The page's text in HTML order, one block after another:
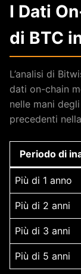
I Dati
di BTC
L’analisi di
dati on-chain
nelle mani
precedenti
Periodo di
Più di 1 anno
Più di 2 anni
Più di 3 anni
Più di 5 anni